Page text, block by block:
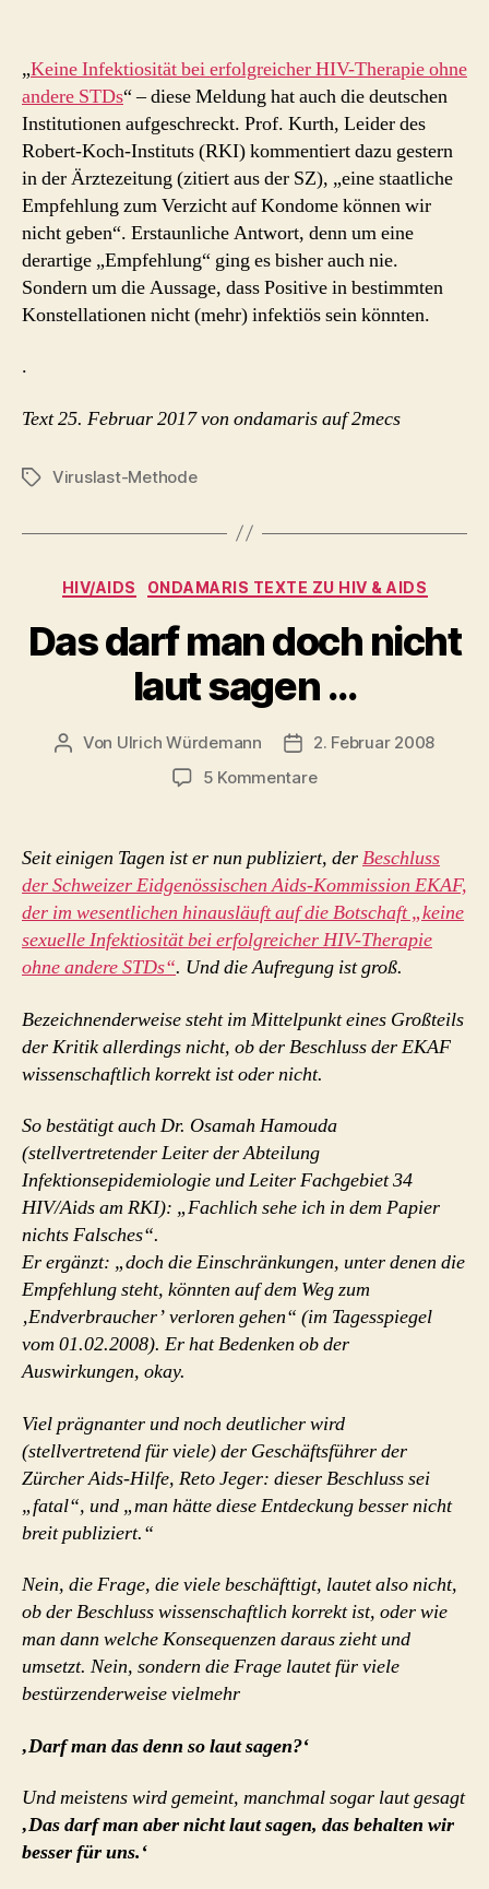
Empfehlung
zum
Verzicht
auf
Kondome
können
wir
nicht
geben
„Keine Infektiosität bei erfolgreicher HIV-Therapie ohne
andere STDs“ – diese Meldung hat auch die deutschen
Institutionen aufgeschreckt. Prof. Kurth, Leider des
Robert-Koch-Instituts (RKI) kommentiert dazu gestern
in der Ärztezeitung (zitiert aus der SZ), „eine staatliche
Empfehlung zum Verzicht auf Kondome können wir
nicht geben“. Erstaunliche Antwort, denn um eine
derartige „Empfehlung“ ging es bisher auch nie.
Sondern um die Aussage, dass Positive in bestimmten
Konstellationen nicht (mehr) infektiös sein könnten.
.
Text 25. Februar 2017 von ondamaris auf 2mecs
Schlagwörter
Viruslast-Methode
Kategorien
HIV/AIDS ONDAMARIS TEXTE ZU HIV & AIDS
Das darf man doch nicht
laut sagen …
Beitragsautor
Von Ulrich Würdemann Beitragsdatum
2. Februar 2008
5 Kommentarezu
man
doch
nicht
laut
sagen
…
Seit einigen Tagen ist er nun publiziert, derBeschluss
der Schweizer Eidgenössischen Aids-Kommission EKAF,
der im wesentlichen hinausläuft auf die Botschaft „keine
sexuelle Infektiosität bei erfolgreicher HIV-Therapie
ohne andere STDs“. Und die Aufregung ist groß.
Bezeichnenderweise steht im Mittelpunkt eines Großteils
der Kritik allerdings nicht, ob der Beschluss der EKAF
wissenschaftlich korrekt ist oder nicht.
Sobestätigt auch Dr. Osamah Hamouda
(stellvertretender Leiter der Abteilung
Infektionsepidemiologie und Leiter Fachgebiet 34
HIV/Aids am RKI): „Fachlich sehe ich in dem Papier
nichts Falsches“.
Er ergänzt: „doch die Einschränkungen, unter denen die
Empfehlung steht, könnten auf dem Weg zum
‚Endverbraucher’ verloren gehen“ (im Tagesspiegel
vom 01.02.2008). Er hat Bedenken ob der
Auswirkungen, okay.
Viel prägnanter und noch deutlicher wird
(stellvertretend für viele) der Geschäftsführer der
Zürcher Aids-Hilfe, Reto Jeger: dieser Beschluss sei
„fatal“, und „man hätte diese Entdeckung besser nicht
breit publiziert.“
Nein, die Frage, die viele beschäfttigt, lautet also nicht,
ob der Beschluss wissenschaftlich korrekt ist, oder wie
man dann welche Konsequenzen daraus zieht und
umsetzt. Nein, sondern die Frage lautet für viele
bestürzenderweisevielmehr
‚Darf man das denn so laut sagen?‘
Und meistens wird gemeint, manchmal sogar laut gesagt
‚Das darf man aber nicht laut sagen, das behalten wir
besser für uns.‘